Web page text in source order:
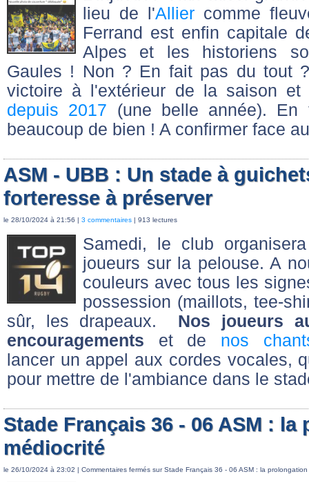
lieu de l'Allier comme
Ferrand est enfin capitale
Alpes et les historiens
Gaules ! Non ? En fait pas du tout
victoire à l'extérieur de la saison
depuis 2017 (une belle année).
beaucoup de bien ! A confirmer face
ASM - UBB : Un stade à
forteresse à préserver
le 28/10/2024 à 21:56 | 3 commentaires | 913 lectures
Samedi, le club
joueurs sur la pelouse. A
couleurs avec tous les
possession (maillots, tee-
sûr, les drapeaux. Nos joueurs
encouragements et de nos
lancer un appel aux cordes vocales,
pour mettre de l'ambiance dans le
Stade Français 36 - 06 ASM :
médiocrité
le 26/10/2024 à 23:02 | Commentaires fermés sur Stade Français 36 - 06 ASM : la